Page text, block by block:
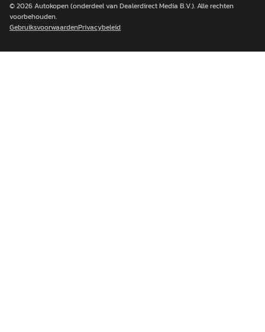
© 2026Autokopen(onderdeel van Dealerdirect Media B.V.). Alle rechten
voorbehouden.
GebruiksvoorwaardenPrivacybeleid